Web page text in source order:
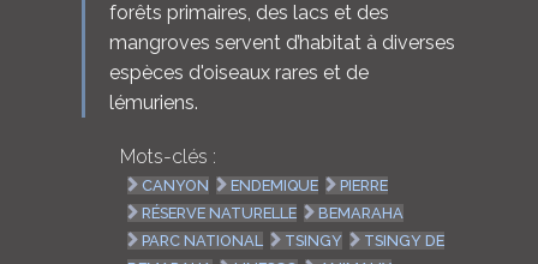
forêts primaires, des lacs et des
mangroves servent d’habitat à diverses
espèces d'oiseaux rares et de
lémuriens.
Mots-clés :
CANYON ENDEMIQUE
PIERRE
RÉSERVE NATURELLE
BEMARAHA
PARC NATIONAL
TSINGY
TSINGY DE